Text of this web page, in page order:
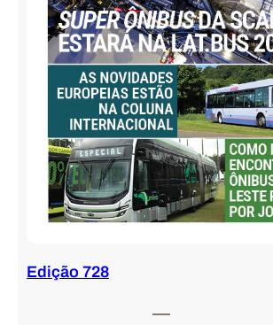
Edição 728